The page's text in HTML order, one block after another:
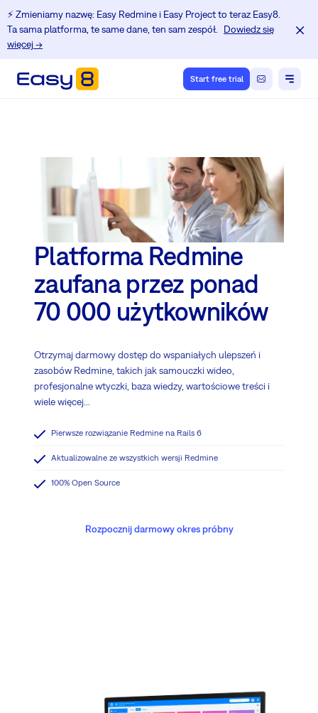
⚡️ Zmieniamy nazwę: Easy Redmine i Easy Project to teraz Easy8.
Ta sama platforma, te same dane, ten sam zespół.
Dowiedz się
więcej →
Start free trial
Platforma Redmine
zaufana przez ponad
70 000 użytkowników
Otrzymaj darmowy dostęp do wspaniałych ulepszeń i
zasobów Redmine, takich jak samouczki wideo,
profesjonalne wtyczki, baza wiedzy, wartościowe treści i
wiele więcej...
Pierwsze rozwiązanie Redmine na Rails 6
Aktualizowalne ze wszystkich wersji Redmine
100% Open Source
Rozpocznij darmowy okres próbny